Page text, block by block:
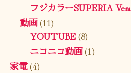
フジカラーSUPERIA
動画(11)
YOUTUBE(8)
ニコニコ動画(1)
家電(4)